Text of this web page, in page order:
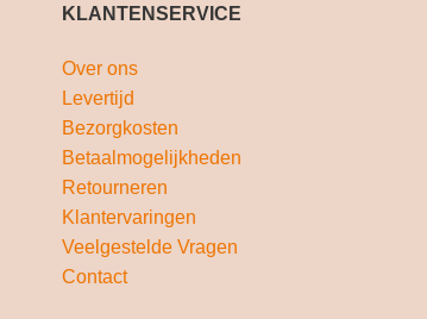
KLANTENSERVICE
Over ons
Levertijd
Bezorgkosten
Betaalmogelijkheden
Retourneren
Klantervaringen
Veelgestelde Vragen
Contact